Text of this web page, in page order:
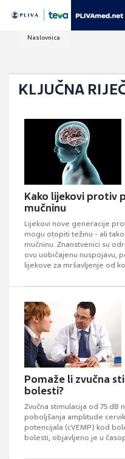
Naslovnica
KLJUČNA
Kako lijekovi protiv
mučninu
Lijekovi nove generacije
mogu otopiti težinu - ali
mučninu. Znanstvenici su
ovu uobičajenu nuspojavu,
lijekove za mršavljenje od
Pomaže li zvučna
bolesti?
Zvučna stimulacija od 75 dB
poboljšanja amplitude
potencijala (cVEMP) kod
bolesti, objavljeno je u